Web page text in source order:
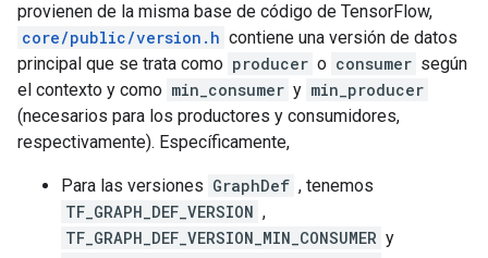
provienen de la misma base de código de TensorFlow,
core/public/version.h contiene una versión de datos
principal que se trata como producer o consumer según
el contexto y como min_consumer y min_producer
(necesarios para los productores y consumidores,
respectivamente). Específicamente,
Para las versiones GraphDef , tenemos
TF_GRAPH_DEF_VERSION ,
TF_GRAPH_DEF_VERSION_MIN_CONSUMER y